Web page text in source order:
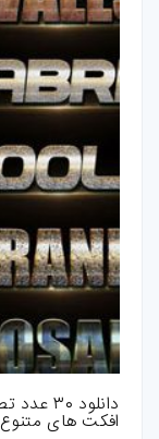
دانلود